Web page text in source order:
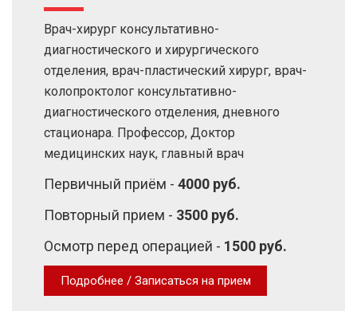
Врач-хирург консультативно-
диагностического и хирургического
отделения, врач-пластический хирург, врач-
колопроктолог консультативно-
диагностического отделения, дневного
стационара. Профессор, Доктор
медицинских наук, главный врач
Первичный приём - 4000 руб.
Повторный прием - 3500 руб.
Осмотр перед операцией - 1500 руб.
Подробнее / Записаться на прием